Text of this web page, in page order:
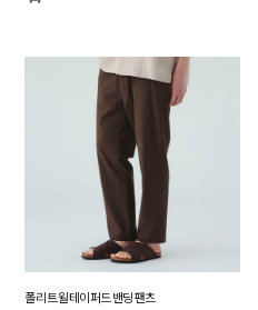
폴리 트윌 테이퍼드 밴딩 팬츠